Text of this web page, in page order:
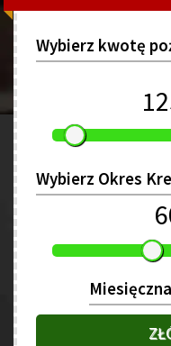
Wybierz kwotę
Wybierz Okres